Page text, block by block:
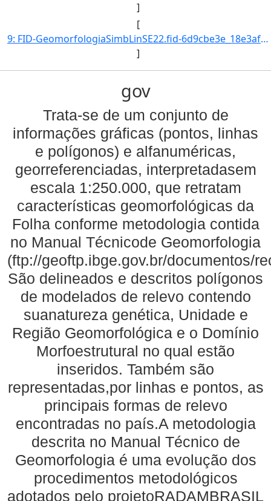
]
[
9: FID-GeomorfologiaSimbLinSE22.fid-6d9cbe3e_18e3af5da6c_-21c0-Folha-SE22-Codigo_Grupo_Genese-9-Nome_Gr]
]
gov
Trata-se de um conjunto de
informações gráficas (pontos, linhas
e polígonos) e alfanuméricas,
georreferenciadas, interpretadasem
escala 1:250.000, que retratam
características geomorfológicas da
Folha conforme metodologia contida
no Manual Técnicode Geomorfologia
(ftp://geoftp.ibge.gov.br/documentos/
São delineados e descritos polígonos
de modelados de relevo contendo
suanatureza genética, Unidade e
Região Geomorfológica e o Domínio
Morfoestrutural no qual estão
inseridos. Também são
representadas,por linhas e pontos, as
principais formas de relevo
encontradas no país.A metodologia
descrita no Manual Técnico de
Geomorfologia é uma evolução dos
procedimentos metodológicos
adotados pelo projetoRADAMBRASIL